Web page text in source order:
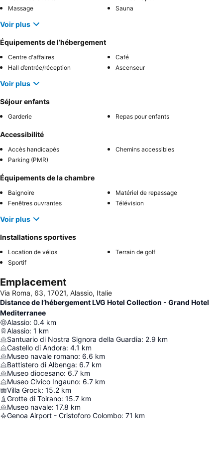
Massage
Sauna
Voir plus
Équipements de l’hébergement
Centre d'affaires
Café
Hall d’entrée/réception
Ascenseur
Voir plus
Séjour enfants
Garderie Repas pour enfants
Accessibilité
Accès handicapés
Chemins accessibles
Parking (PMR)
Équipements de la chambre
Baignoire
Matériel de repassage
Fenêtres ouvrantes
Télévision
Voir plus
Installations sportives
Location de vélos
Terrain de golf
Sportif
Emplacement
Via Roma, 63, 17021, Alassio, Italie
Distance de l’hébergement LVG Hotel Collection - Grand Hotel
Mediterranee
Alassio: 0.4 km
Alassio: 1 km
Santuario di Nostra Signora della Guardia: 2.9 km
Castello di Andora: 4.1 km
Museo navale romano: 6.6 km
Battistero di Albenga: 6.7 km
Museo diocesano: 6.7 km
Museo Civico Ingauno: 6.7 km
Villa Grock: 15.2 km
Grotte di Toirano: 15.7 km
Museo navale: 17.8 km
Genoa Airport - Cristoforo Colombo: 71 km